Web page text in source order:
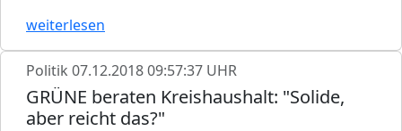
weiterlesen
Politik 07.12.2018 09:57:37 UHR
GRÜNE beraten Kreishaushalt: "Solide,
aber reicht das?"